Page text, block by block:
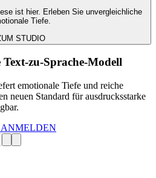
ist hier. Erleben Sie unvergleichliche
Tiefe.
STUDIO
zu-Sprache-Modell
emotionale Tiefe und reiche
neuen Standard für ausdrucksstarke
ANMELDEN